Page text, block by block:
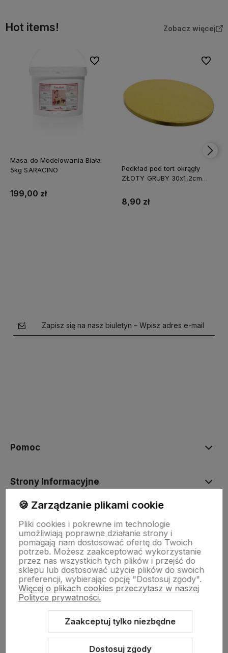
Hot items! Zobacz więcej
Masa do Modelowania Biała
5kg SARACINO
199,00 zł
Do ulubionych
Podkład pod tort okrągły
ZŁOTY GRUBY 30x1,2cm
8,90 zł
Do
Zapisz się na nasz biuletyn – Wpisz adres e-mail
Pomoc
Strony Informacyjne
O firmie
Sklep internetowy Shoper Premium
Szablon Shoper Modern 3.0™
🍪 Zarządzanie plikami cookie
Pliki cookies i pokrewne im technologie
umożliwiają poprawne działanie strony i
pomagają nam dostosować ofertę do Twoich
potrzeb. Możesz zaakceptować wykorzystanie
przez nas wszystkich tych plików i przejść do
sklepu lub dostosować użycie plików do swoich
preferencji, wybierając opcję "Dostosuj zgody".
Więcej o plikach cookies przeczytasz w naszej
Polityce prywatności.
Zaakceptuj tylko niezbędne
Dostosuj zgody